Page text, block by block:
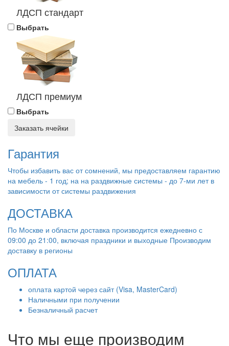
ЛДСП стандарт
Выбрать
ЛДСП премиум
Выбрать
Заказать ячейки
Гарантия
Чтобы избавить вас от сомнений, мы предоставляем гарантию
на мебель - 1 год; на на раздвижные системы - до 7-ми лет в
зависимости от системы раздвижения
ДОСТАВКА
По Москве и области доставка производится ежедневно с
09:00 до 21:00, включая праздники и выходные Производим
доставку в регионы
ОПЛАТА
оплата картой через сайт (Visa, MasterCard)
Наличными при получении
Безналичный расчет
Что мы еще производим